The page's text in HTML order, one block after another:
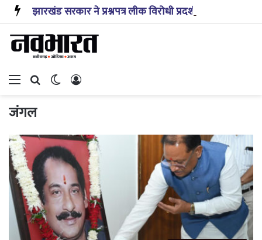
Menu Search forSwitch skin
जंगल